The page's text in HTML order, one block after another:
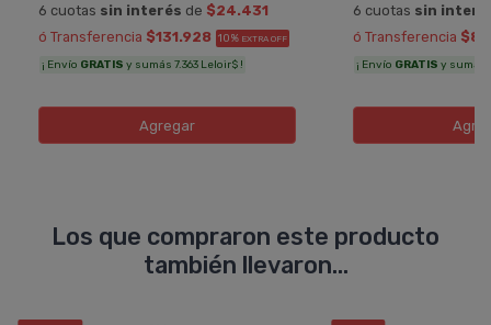
6 cuotas sin interés de $24.431
ó Transferencia $131.928 10% EXTRA OFF
¡ Envío GRATIS y sumás 7.363 Leloir$ !
Agregar
6 cuotas sin
ó Transferencia
¡ Envío GRATIS y sumás
Los que compraron este producto
también llevaron...